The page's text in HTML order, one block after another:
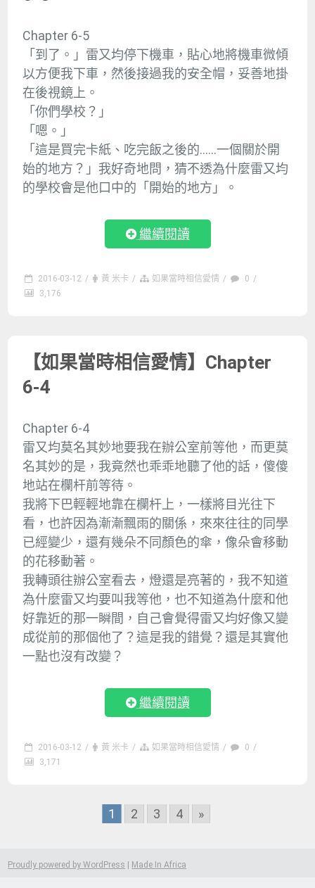
Chapter 6-5
「到了。」雷又均停下機車，貼心地將機車微傾
以方便我下車，然後接過我的安全帽，妥善地掛
在後視鏡上。
「你們學校？」
「嗯。」
「這是買完卡紙、吃完飯之後的……一個關於開
始的地方？」我好奇地問，猜不透為什麼雷又均
的學校會是他口中的「開始的地方」。
繼續閱讀
2016-03-12 / 黃 米卡 / 如果當時相信愛情 / 0 /
3,176
【如果當時相信愛情】Chapter
6-4
Chapter 6-4
雷又均莫名其妙地要我在辦公室前等他，而更莫
名其妙的是，我竟然也乖乖地聽了他的話，傻傻
地站在欄杆前等待。
我將下巴輕輕地靠在欄杆上，一樣將目光往下
看，也許因為漸漸飄雨的關係，來來往往的同學
已經變少，還有幾朵不同顏色的傘，像朵會移動
的花移動著。
我轉頭往辦公室看去，燈還是亮著的，我不知道
為什麼雷又均要叫我等他，也不知道為什麼和他
好靠近的那一瞬間，自己會覺得雷又均好像又變
成從前的那個他了？這是我的錯覺？還是其實他
一點也沒有改變？
繼續閱讀
2016-03-12 / 黃 米卡 / 如果當時相信愛情 / 0 /
3,171
1 2 3 4 »
Proudly powered by WordPress Made In Africa